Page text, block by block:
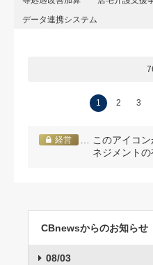
データ連携システム
1 2 3
経営
… このアイコ
ネジメントの
CBnewsからのお知らせ
08/03